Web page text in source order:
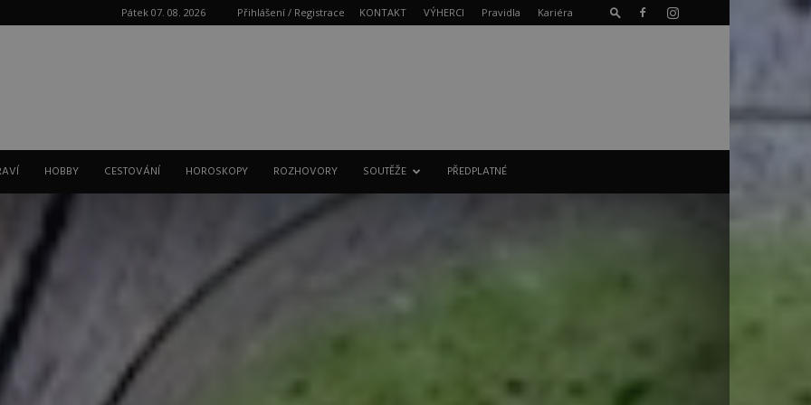
Pátek 07. 08. 2026 Přihlášení / Registrace KONTAKT VÝHERCI Pravidla Kariéra
HOBBY CESTOVÁNÍ HOROSKOPY ROZHOVORY SOUTĚŽE PŘEDPLATNÉ